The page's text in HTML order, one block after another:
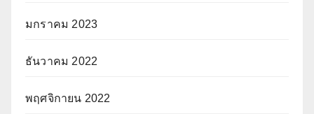
มกราคม 2023
ธันวาคม 2022
พฤศจิกายน 2022